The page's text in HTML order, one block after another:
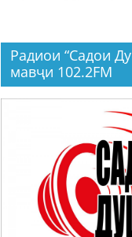
Радиои “Садои
мавҷи 102.2FM